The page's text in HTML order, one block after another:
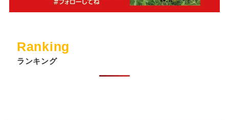
Ranking
ランキング